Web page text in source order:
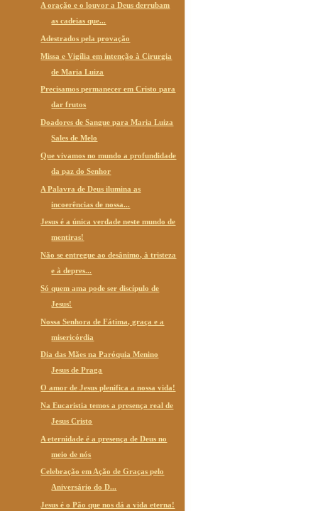
A oração e o louvor a Deus derrubam
as cadeias que...
Adestrados pela provação
Missa e Vigília em intenção à Cirurgia
de Maria Luiza
Precisamos permanecer em Cristo para
dar frutos
Doadores de Sangue para Maria Luiza
Sales de Melo
Que vivamos no mundo a profundidade
da paz do Senhor
A Palavra de Deus ilumina as
incoerências de nossa...
Jesus é a única verdade neste mundo de
mentiras!
Não se entregue ao desânimo, à tristeza
e à depres...
Só quem ama pode ser discípulo de
Jesus!
Nossa Senhora de Fátima, graça e a
misericórdia
Dia das Mães na Paróquia Menino
Jesus de Praga
O amor de Jesus plenifica a nossa vida!
Na Eucaristia temos a presença real de
Jesus Cristo
A eternidade é a presença de Deus no
meio de nós
Celebração em Ação de Graças pelo
Aniversário do D...
Jesus é o Pão que nos dá a vida eterna!